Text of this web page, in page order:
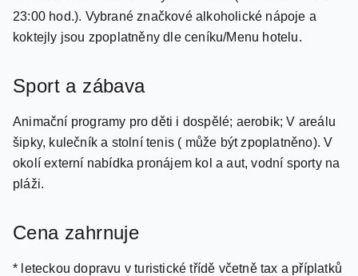
pivo, víno, kávu & čaj a menší občerstvení během dne v
časech a místech uvedených hotelem (v rozmezí 10:00 -
Sport a zábava
Animační programy pro děti i dospělé; aerobik; V areálu
šipky, kulečník a stolní tenis ( může být zpoplatněno). V
Cena zahrnuje